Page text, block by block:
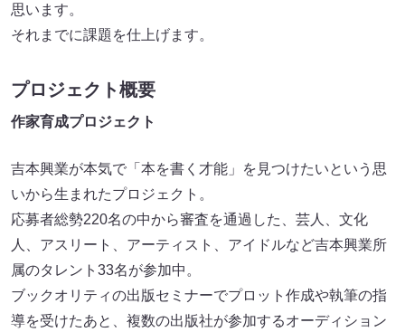
思います。
それまでに課題を仕上げます。
プロジェクト概要
作家育成プロジェクト
吉本興業が本気で「本を書く才能」を見つけたいという思
いから生まれたプロジェクト。
応募者総勢220名の中から審査を通過した、芸人、文化
人、アスリート、アーティスト、アイドルなど吉本興業所
属のタレント33名が参加中。
ブックオリティの出版セミナーでプロット作成や執筆の指
導を受けたあと、複数の出版社が参加するオーディション